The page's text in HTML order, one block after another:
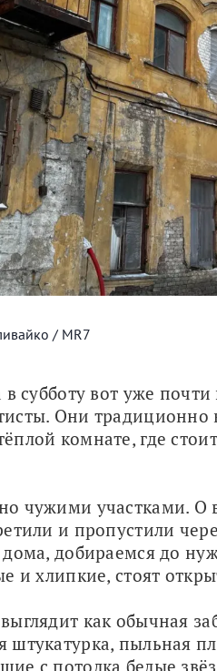
/ MR7
в субботу вот уже
Они традиционно
комнате, где
чужими участками. О
и пропустили
дома, добираемся до
и хлипкие, стоят
как обычная
штукатурка, пыльная
с потолка белые